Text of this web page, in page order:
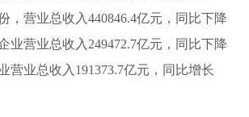
，营业总收入440846.4亿元，同比下降
业营业总收入249472.7亿元，同比下降
营业总收入191373.7亿元，同比增长